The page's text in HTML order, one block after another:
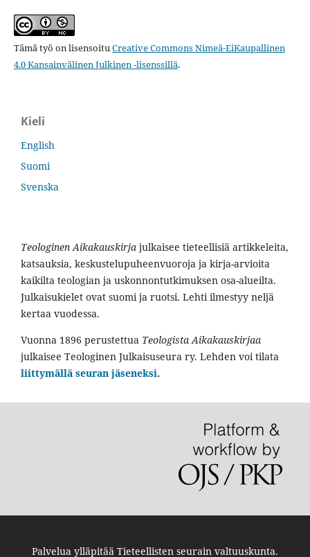
Tämä työ on lisensoituCreative Commons Nimeä-EiKaupallinen
4.0 Kansainvälinen Julkinen -lisenssillä.
Kieli
English
Suomi
Svenska
Teologinen Aikakauskirja julkaisee tieteellisiä artikkeleita,
katsauksia, keskustelupuheenvuoroja ja kirja-arvioita
kaikilta teologian ja uskonnontutkimuksen osa-alueilta.
Julkaisukielet ovat suomi ja ruotsi. Lehti ilmestyy neljä
kertaa vuodessa.
Vuonna 1896 perustettua Teologista Aikakauskirjaa
julkaisee Teologinen Julkaisuseura ry. Lehden voi tilata
liittymällä seuran jäseneksi.
Palvelua ylläpitää Tieteellisten seurain valtuuskunta.